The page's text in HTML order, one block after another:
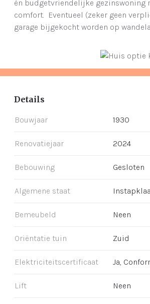
én budgetvriendelijke gezinswoning
comfort. Eventueel (zeker geen
garage bijgekocht worden op
Details
Bouwjaar 1930
Renovatiejaar 2024
Bebouwing Gesloten
Algemene staat
Bemeubeld Neen
Oriëntatie tuin Zuid
Elektriciteitscertificaat Ja,
Lift Neen